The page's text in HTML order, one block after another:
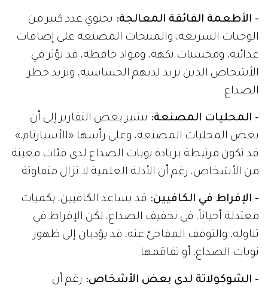
- الأطعمة الفائقة المعالجة: يحتوي عدد كبير من
الوجبات السريعة، والمنتجات المصنعة على إضافات
غذائية، ومحسنات نكهة، ومواد حافظة، قد تؤثر في
الأشخاص الذين تزيد لديهم الحساسية، وتزيد خطر
الصداع.
- المحليات المصنعة: تشير بعض التقارير إلى أن
بعض المحليات المصنعة، وعلى رأسها «الأسبارتام،»
قد تكون مرتبطة بزيادة نوبات الصداع لدى فئات معينة
من الأشخاص، رغم أن الأدلة العلمية لا تزال متفاوتة.
- الإفراط في الكافيين: قد يساعد الكافيين، بكميات
معتدلة أحياناً، في تخفيف الصداع، لكن الإفراط في
تناوله، والتوقف المفاجئ عنه، قد يؤديان إلى ظهور
نوبات الصداع، أو تفاقمها.
- الشوكولاتة لدى بعض الأشخاص: رغم أن